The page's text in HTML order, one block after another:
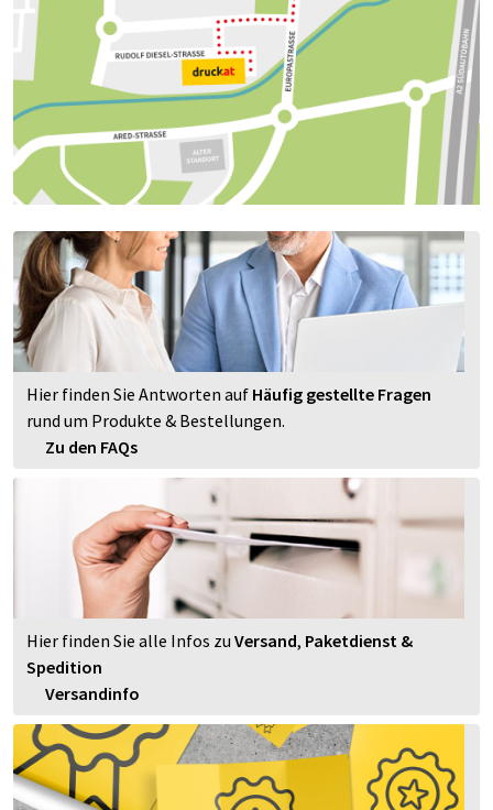
Hier finden Sie Antworten auf Häufig gestellte Fragen
rund um Produkte & Bestellungen.
Zu den FAQs
Hier finden Sie alle Infos zu Versand, Paketdienst &
Spedition
Versandinfo